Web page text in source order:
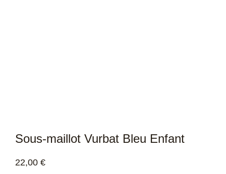
Sous-maillot Vurbat Bleu Enfant
22,00 €